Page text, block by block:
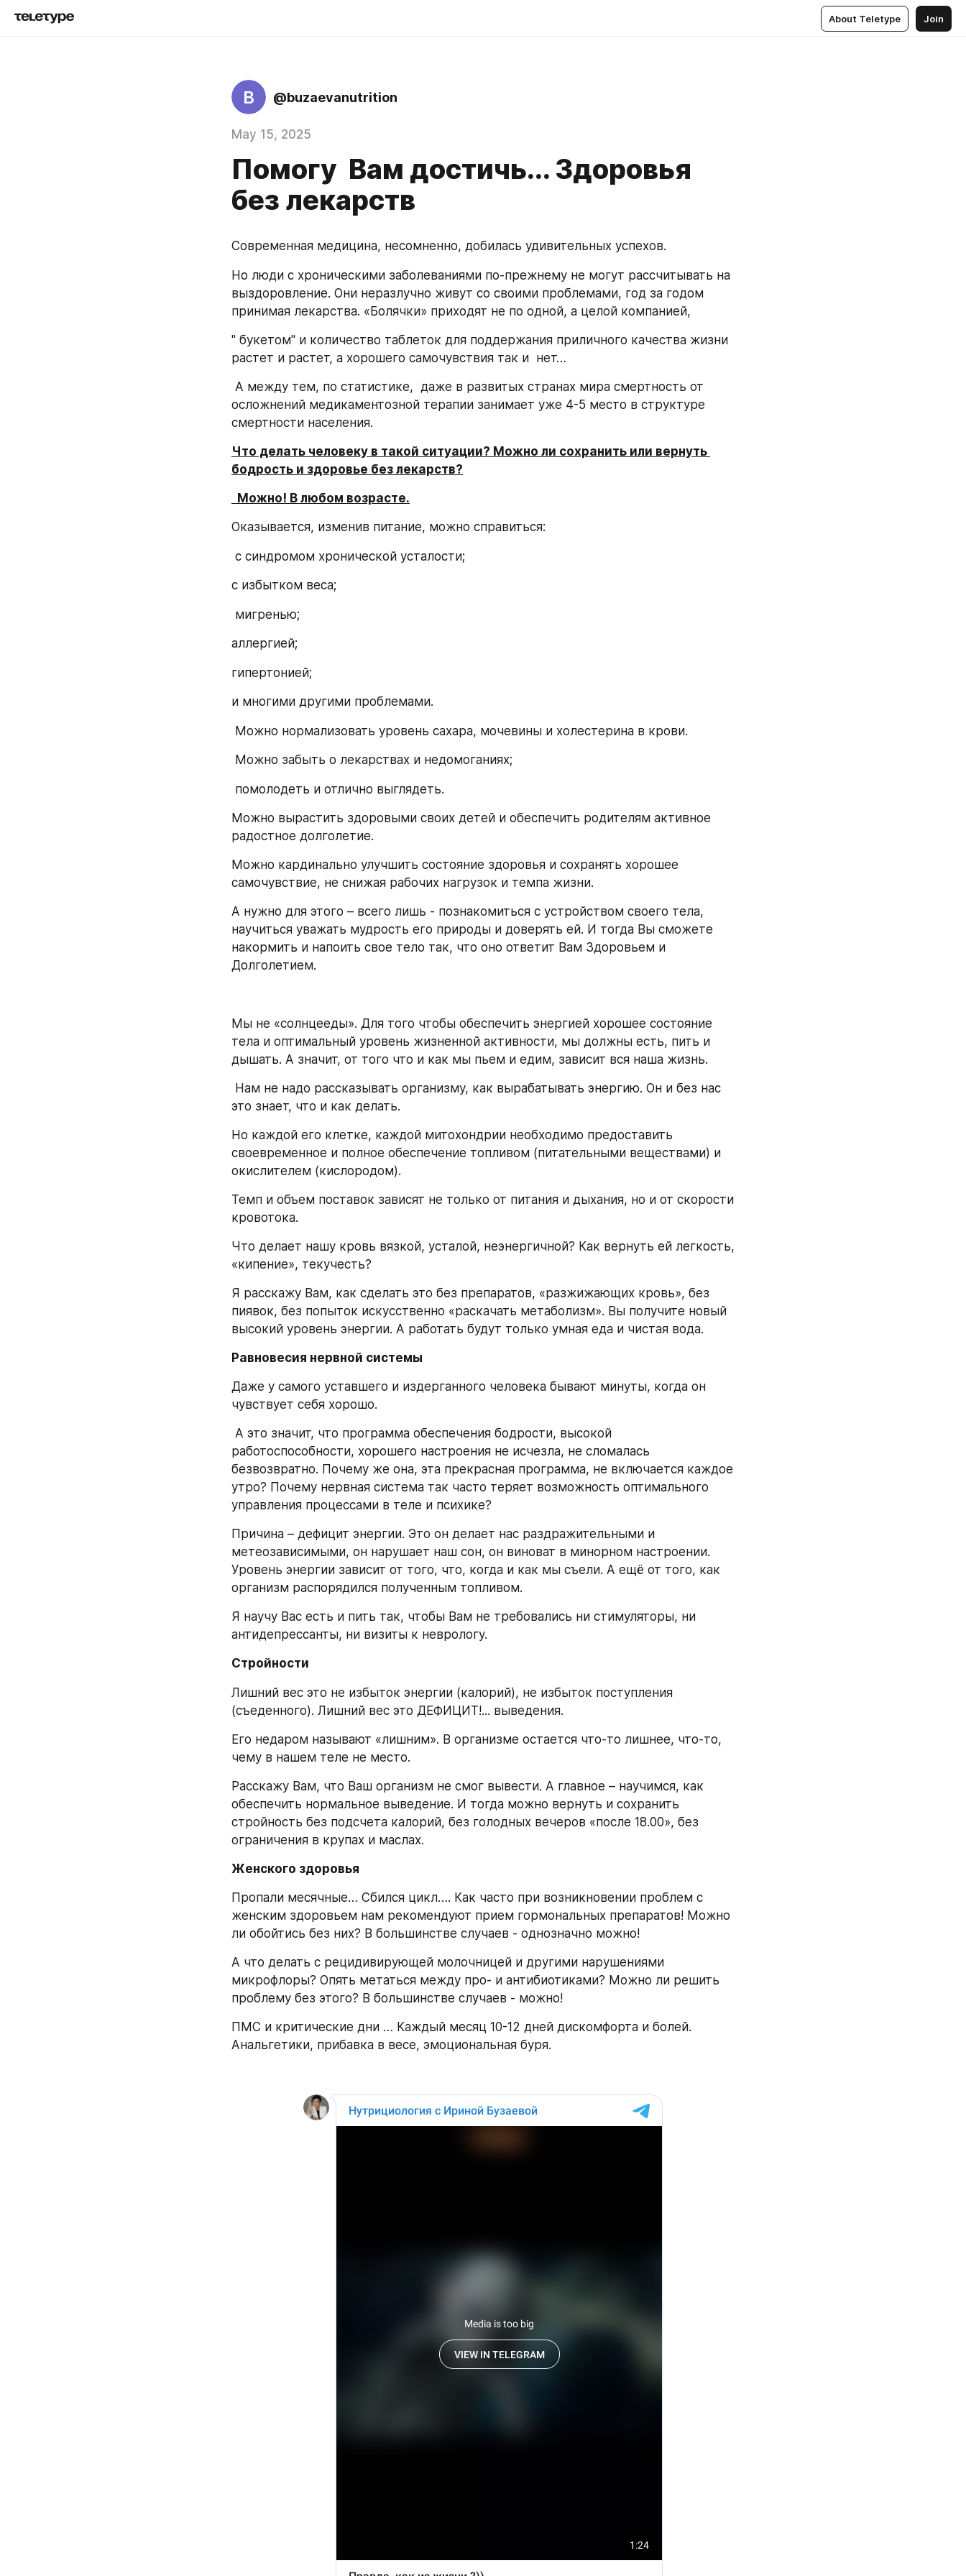
About Teletype Join
B @buzaevanutrition
May 15, 2025
Помогу Вам достичь... Здоровья
без лекарств
Современная медицина, несомненно, добилась удивительных успехов.
Но люди с хроническими заболеваниями по-прежнему не могут рассчитывать на
выздоровление. Они неразлучно живут со своими проблемами, год за годом
принимая лекарства. «Болячки» приходят не по одной, а целой компанией,
" букетом" и количество таблеток для поддержания приличного качества жизни
растет и растет, а хорошего самочувствия так и  нет…
осложнений медикаментозной терапии занимает уже 4-5 место в структуре
смертности населения.
Что делать человеку в такой ситуации? Можно ли сохранить или вернуть
бодрость и здоровье без лекарств?
  Можно! В любом возрасте.
Оказывается, изменив питание, можно справиться:
с синдромом хронической усталости;
с избытком веса;
мигренью;
аллергией;
гипертонией;
и многими другими проблемами.
Можно нормализовать уровень сахара, мочевины и холестерина в крови.
Можно забыть о лекарствах и недомоганиях;
помолодеть и отлично выглядеть.
Можно вырастить здоровыми своих детей и обеспечить родителям активное
радостное долголетие.
Можно кардинально улучшить состояние здоровья и сохранять хорошее
самочувствие, не снижая рабочих нагрузок и темпа жизни.
А нужно для этого – всего лишь - познакомиться с устройством своего тела,
научиться уважать мудрость его природы и доверять ей. И тогда Вы сможете
накормить и напоить свое тело так, что оно ответит Вам Здоровьем и
Долголетием.
Мы не «солнцееды». Для того чтобы обеспечить энергией хорошее состояние
тела и оптимальный уровень жизненной активности, мы должны есть, пить и
дышать. А значит, от того что и как мы пьем и едим, зависит вся наша жизнь.
это знает, что и как делать.
Но каждой его клетке, каждой митохондрии необходимо предоставить
своевременное и полное обеспечение топливом (питательными веществами) и
окислителем (кислородом).
Темп и объем поставок зависят не только от питания и дыхания, но и от скорости
кровотока.
Что делает нашу кровь вязкой, усталой, неэнергичной? Как вернуть ей легкость,
«кипение», текучесть?
Я расскажу Вам, как сделать это без препаратов, «разжижающих кровь», без
пиявок, без попыток искусственно «раскачать метаболизм». Вы получите новый
высокий уровень энергии. А работать будут только умная еда и чистая вода.
Равновесия нервной системы
Даже у самого уставшего и издерганного человека бывают минуты, когда он
чувствует себя хорошо.
работоспособности, хорошего настроения не исчезла, не сломалась
безвозвратно. Почему же она, эта прекрасная программа, не включается каждое
утро? Почему нервная система так часто теряет возможность оптимального
управления процессами в теле и психике?
Причина – дефицит энергии. Это он делает нас раздражительными и
метеозависимыми, он нарушает наш сон, он виноват в минорном настроении.
Уровень энергии зависит от того, что, когда и как мы съели. А ещё от того, как
организм распорядился полученным топливом.
Я научу Вас есть и пить так, чтобы Вам не требовались ни стимуляторы, ни
антидепрессанты, ни визиты к неврологу.
Стройности
Лишний вес это не избыток энергии (калорий), не избыток поступления
(съеденного). Лишний вес это ДЕФИЦИТ!... выведения.
Его недаром называют «лишним». В организме остается что-то лишнее, что-то,
чему в нашем теле не место.
Расскажу Вам, что Ваш организм не смог вывести. А главное – научимся, как
обеспечить нормальное выведение. И тогда можно вернуть и сохранить
стройность без подсчета калорий, без голодных вечеров «после 18.00», без
ограничения в крупах и маслах.
Женского здоровья
Пропали месячные… Сбился цикл…. Как часто при возникновении проблем с
женским здоровьем нам рекомендуют прием гормональных препаратов! Можно
ли обойтись без них? В большинстве случаев - однозначно можно!
А что делать с рецидивирующей молочницей и другими нарушениями
микрофлоры? Опять метаться между про- и антибиотиками? Можно ли решить
проблему без этого? В большинстве случаев - можно!
ПМС и критические дни … Каждый месяц 10-12 дней дискомфорта и болей.
Анальгетики, прибавка в весе, эмоциональная буря.